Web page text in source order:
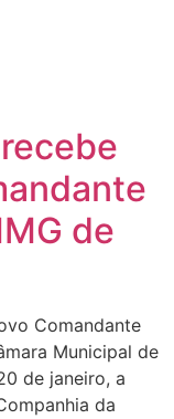
de
Comandante
Municipal de
de janeiro, a
da